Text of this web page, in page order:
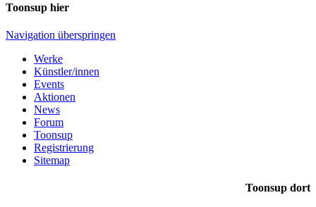
Toonsup hier
Navigation überspringen
Werke
Künstler/innen
Events
Aktionen
News
Forum
Toonsup
Registrierung
Sitemap
Toonsup dort